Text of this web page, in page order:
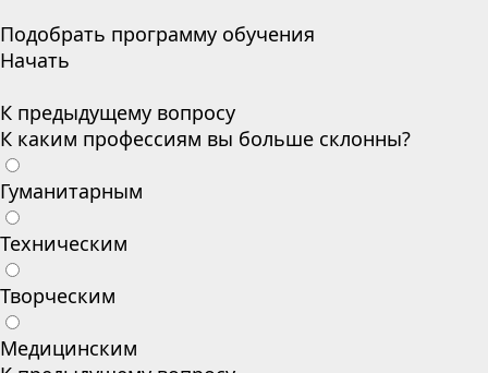
Подобрать программу обучения
Начать
К предыдущему вопросу
К каким профессиям вы больше склонны?
Гуманитарным
Техническим
Творческим
Медицинским